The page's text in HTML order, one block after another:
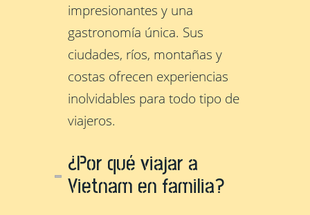
impresionantes y una
gastronomía única. Sus
ciudades, ríos, montañas y
costas ofrecen experiencias
inolvidables para todo tipo de
viajeros.
¿Por qué viajar a
Vietnam en familia?